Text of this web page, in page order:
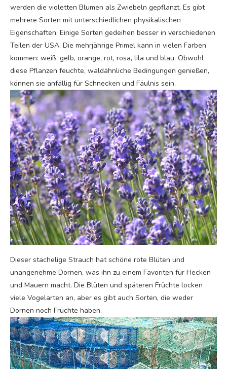
werden die violetten Blumen als Zwiebeln gepflanzt. Es gibt
mehrere Sorten mit unterschiedlichen physikalischen
Eigenschaften. Einige Sorten gedeihen besser in verschiedenen
Teilen der USA. Die mehrjährige Primel kann in vielen Farben
kommen: weiß, gelb, orange, rot, rosa, lila und blau. Obwohl
diese Pflanzen feuchte, waldähnliche Bedingungen genießen,
können sie anfällig für Schnecken und Fäulnis sein.
Dieser stachelige Strauch hat schöne rote Blüten und
unangenehme Dornen, was ihn zu einem Favoriten für Hecken
und Mauern macht. Die Blüten und späteren Früchte locken
viele Vogelarten an, aber es gibt auch Sorten, die weder
Dornen noch Früchte haben.